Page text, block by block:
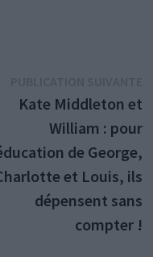
:
Kate Middleton et
William : pour
de George,
et Louis, ils
dépensent sans
compter !